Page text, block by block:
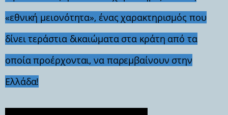
«εθνική μειονότητα», ένας χαρακτηρισμός που
δίνει τεράστια δικαιώματα στα κράτη από τα
οποία προέρχονται, να παρεμβαίνουν στην
Ελλάδα!